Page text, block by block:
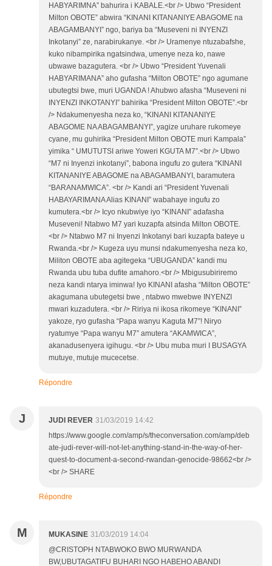
HABYARIMNA” bahurira i KABALE.<br /> Ubwo “President
Milton OBOTE” abwira “KINANI KITANANIYE ABAGOME na
ABAGAMBANYI” ngo, bariya ba “Museveni ni INYENZI
Inkotanyi” ze, narabirukanye. <br /> Uramenye ntuzabafshe,
kuko nibampirika ngatsindwa, umenye neza ko, nawe
ubwawe bazagutera. <br /> Ubwo “President Yuvenali
HABYARIMANA” aho gufasha “Milton OBOTE” ngo agumane
ubutegtsi bwe, muri UGANDA ! Ahubwo afasha “Museveni ni
INYENZI INKOTANYI” bahirika “President Milton OBOTE”.<br
/> Ndakumenyesha neza ko, “KINANI KITANANIYE
ABAGOME NA ABAGAMBANYI”, yagize uruhare rukomeye
cyane, mu guhirika “President Milton OBOTE muri Kampala”
yimika “ UMUTUTSI ariwe Yoweri KGUTA M7”.<br /> Ubwo
“M7 ni Inyenzi inkotanyi”, babona ingufu zo gutera “KINANI
KITANANIYE ABAGOME na ABAGAMBANYI, baramutera
“BARANAMWICA”. <br /> Kandi ari “President Yuvenali
HABAYARIMANA Alias KINANI” wabahaye ingufu zo
kumutera.<br /> Icyo nkubwiye iyo “KINANI” adafasha
Museveni! Ntabwo M7 yari kuzapfa atsinda Milton OBOTE.
<br /> Ntabwo M7 ni Inyenzi Inkotanyi bari kuzapfa bateye u
Rwanda.<br /> Kugeza uyu munsi ndakumenyesha neza ko,
Militon OBOTE aba agitegeka “UBUGANDA” kandi mu
Rwanda ubu tuba dufite amahoro.<br /> Mbigusubiriremo
neza kandi ntarya iminwa! Iyo KINANI afasha “Milton OBOTE”
akagumana ubutegetsi bwe , ntabwo mwebwe INYENZI
mwari kuzadutera. <br /> Ririya ni ikosa rikomeye “KINANI”
yakoze, ryo gufasha “Papa wanyu Kaguta M7”! Niryo
ryatumye “Papa wanyu M7” amutera “AKAMWICA”,
akanadusenyera igihugu. <br /> Ubu muba muri I BUSAGYA
mutuye, mutuje mucecetse.
Répondre
J JUDI REVER 31/03/2019 14:42
https://www.google.com/amp/s/theconversation.com/amp/deb
ate-judi-rever-will-not-let-anything-stand-in-the-way-of-her-
quest-to-document-a-second-rwandan-genocide-98662<br />
<br /> SHARE
Répondre
M MUKASINE 31/03/2019 14:04
@CRISTOPH NTABWOKO BWO MURWANDA
BW,UBUTAGATIFU BUHARI NGO HABEHO ABANDI